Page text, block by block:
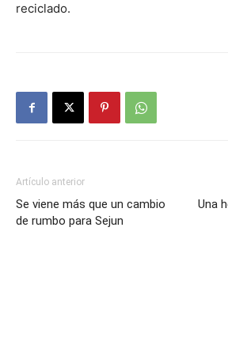
reciclado.
Artículo anterior
Se viene más que un cambio
de rumbo para Sejun
Una